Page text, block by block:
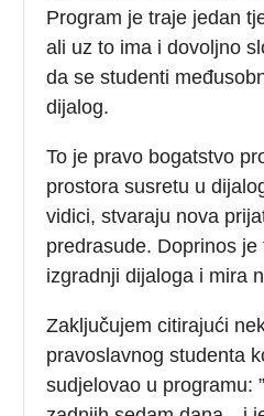
Program je traje jedan
ali uz to ima i dovoljno
da se studenti
dijalog.
To je pravo bogatstvo
prostora susretu u
vidici, stvaraju nova
predrasude. Doprinos
izgradnji dijaloga i mira
Zaključujem citirajući
pravoslavnog studenta
sudjelovao u programu: